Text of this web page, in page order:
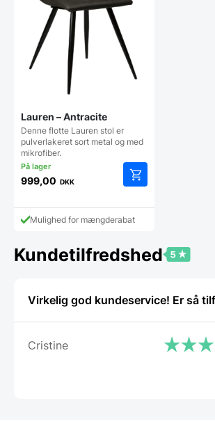
Lauren – Antracite
Denne flotte Lauren stol er
pulverlakeret sort metal og med
mikrofiber.
999,00 DKK
Mulighed for mængderabat
Kundetilfredshed
Virkelig god kundeservice! Er så
Cristine